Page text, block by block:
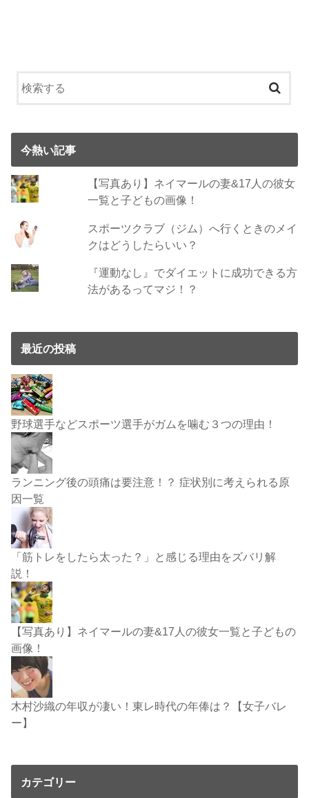
今熱い記事
【写真あり】ネイマールの妻&17人の彼女
一覧と子どもの画像！
スポーツクラブ（ジム）へ行くときのメイ
クはどうしたらいい？
『運動なし』でダイエットに成功できる方
法があるってマジ！？
最近の投稿
野球選手などスポーツ選手がガムを噛む３つの理由！
ランニング後の頭痛は要注意！？ 症状別に考えられる原
因一覧
「筋トレをしたら太った？」と感じる理由をズバリ解
説！
【写真あり】ネイマールの妻&17人の彼女一覧と子どもの
画像！
木村沙織の年収が凄い！東レ時代の年俸は？【女子バレ
ー】
カテゴリー